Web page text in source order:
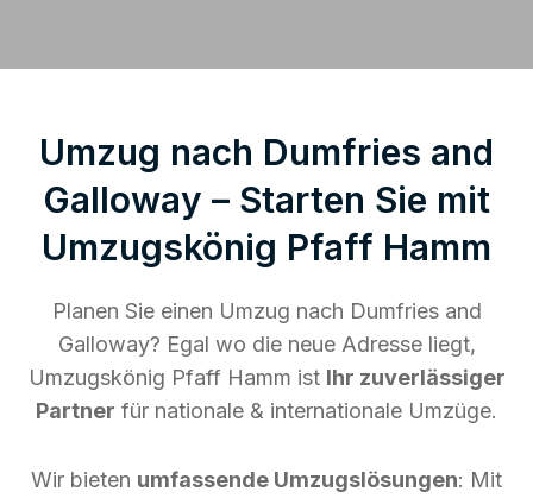
Umzug nach Dumfries and
Galloway – Starten Sie mit
Umzugskönig Pfaff Hamm
Planen Sie einen Umzug nach Dumfries and
Galloway? Egal wo die neue Adresse liegt,
Umzugskönig Pfaff Hamm ist Ihr zuverlässiger
Partner für nationale & internationale Umzüge.
Wir bieten umfassende Umzugslösungen: Mit